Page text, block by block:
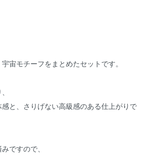
宙モチーフをまとめたセットです。
と、さりげない高級感のある仕上がりで
ですので、